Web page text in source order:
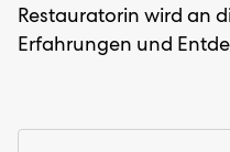
Restauratorin wird an
Erfahrungen und